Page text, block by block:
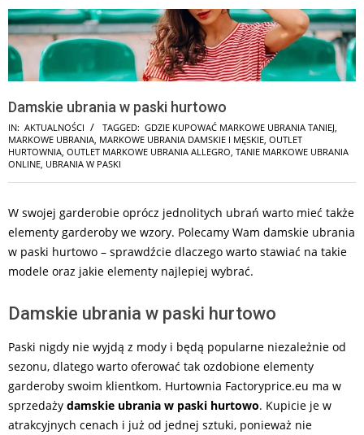
Damskie ubrania w paski hurtowo
IN: AKTUALNOŚCI TAGGED: GDZIE KUPOWAĆ MARKOWE UBRANIA TANIEJ,
MARKOWE UBRANIA, MARKOWE UBRANIA DAMSKIE I MĘSKIE, OUTLET
HURTOWNIA, OUTLET MARKOWE UBRANIA ALLEGRO, TANIE MARKOWE UBRANIA
ONLINE, UBRANIA W PASKI
W swojej garderobie oprócz jednolitych ubrań warto mieć także
elementy garderoby we wzory. Polecamy Wam damskie ubrania
w paski hurtowo – sprawdźcie dlaczego warto stawiać na takie
modele oraz jakie elementy najlepiej wybrać.
Damskie ubrania w paski hurtowo
Paski nigdy nie wyjdą z mody i będą popularne niezależnie od
sezonu, dlatego warto oferować tak ozdobione elementy
garderoby swoim klientkom. Hurtownia Factoryprice.eu ma w
sprzedaży damskie ubrania w paski hurtowo. Kupicie je w
atrakcyjnych cenach i już od jednej sztuki, ponieważ nie